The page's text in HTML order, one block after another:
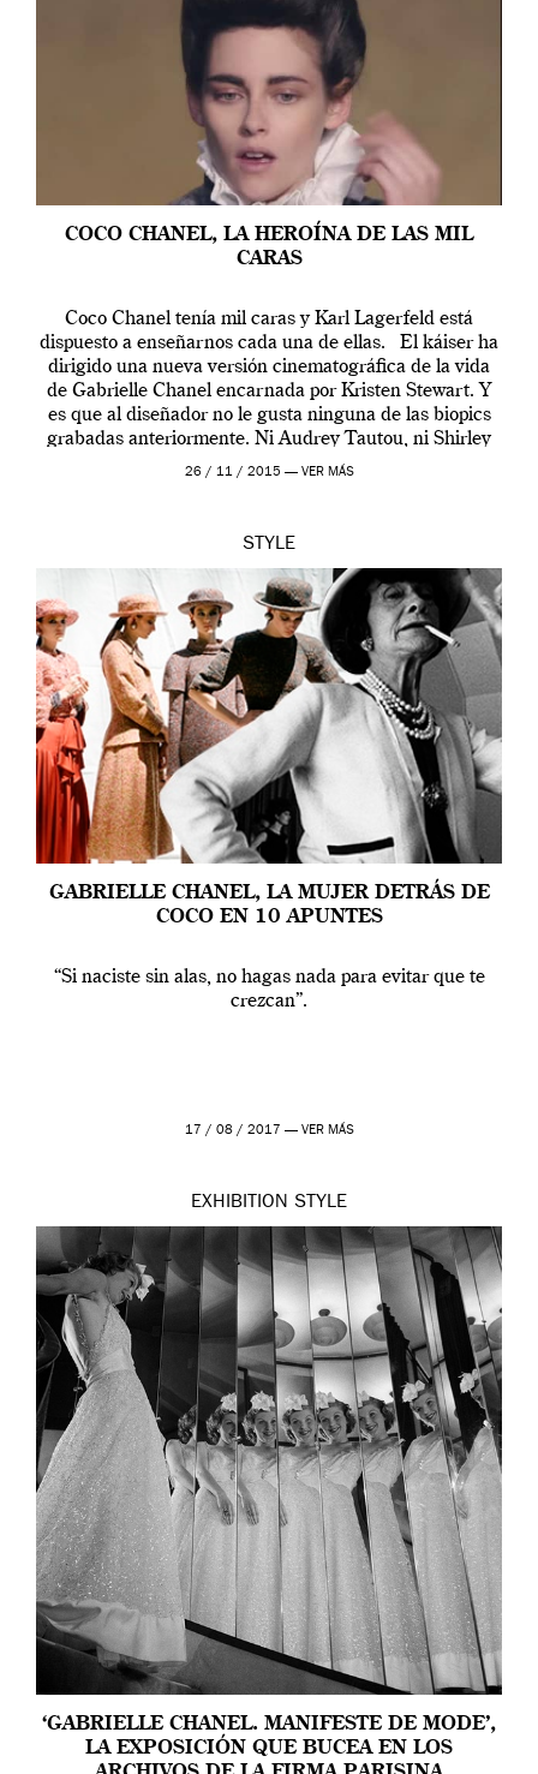
COCO CHANEL, LA HEROÍNA DE LAS MIL
CARAS
Coco Chanel tenía mil caras y Karl Lagerfeld está
dispuesto a enseñarnos cada una de ellas. El káiser ha
dirigido una nueva versión cinematográfica de la vida
de Gabrielle Chanel encarnada por Kristen Stewart. Y
es que al diseñador no le gusta ninguna de las biopics
grabadas anteriormente. Ni Audrey Tautou, ni Shirley
McLaine ni ninguna otra. A él […]
26 / 11 / 2015 — VER MÁS
STYLE
GABRIELLE CHANEL, LA MUJER DETRÁS DE
COCO EN 10 APUNTES
“Si naciste sin alas, no hagas nada para evitar que te
crezcan”.
17 / 08 / 2017 — VER MÁS
EXHIBITION STYLE
‘GABRIELLE CHANEL. MANIFESTE DE MODE’,
LA EXPOSICIÓN QUE BUCEA EN LOS